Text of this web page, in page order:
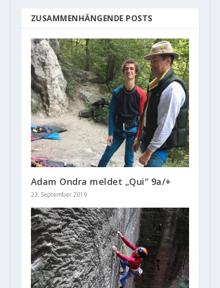
ZUSAMMENHÄNGENDE POSTS
Adam Ondra meldet „Qui“ 9a/+
23. September 2019